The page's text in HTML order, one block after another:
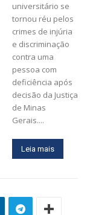
universitário se
tornou réu pelos
crimes de injúria
e discriminação
contra uma
pessoa com
deficiência após
decisão da Justiça
de Minas
Gerais....
Leia mais